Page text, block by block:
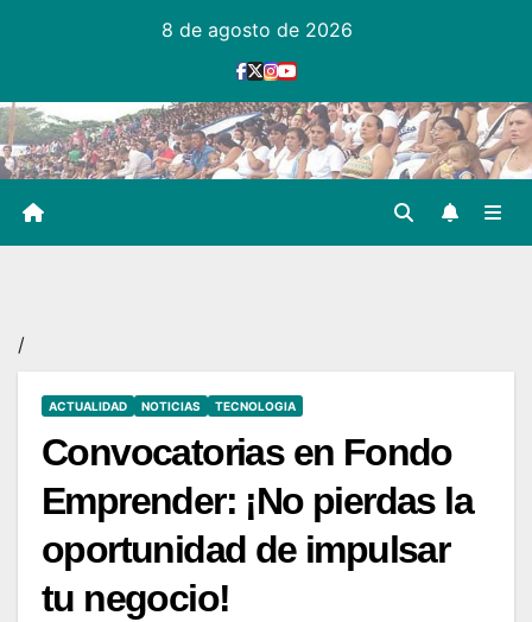
8 de agosto de 2026
/
ACTUALIDAD NOTICIAS TECNOLOGIA
Convocatorias en Fondo
Emprender: ¡No pierdas la
oportunidad de impulsar
tu negocio!